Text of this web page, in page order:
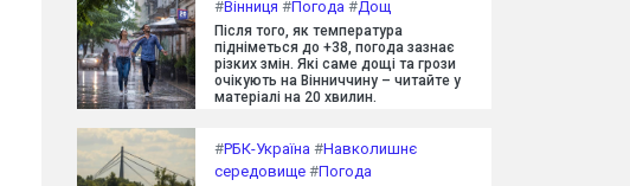
#Вінниця #Погода #Дощ
Після того, як температура
підніметься до +38, погода зазнає
різких змін. Які саме дощі та грози
очікують на Вінниччину – читайте у
матеріалі на 20 хвилин.
#РБК-Україна #Навколишнє
середовище #Погода